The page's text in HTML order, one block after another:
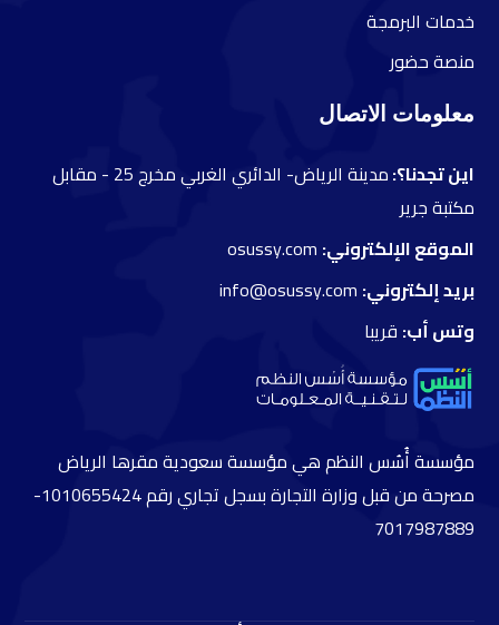
خدمات البرمجة
منصة حضور
معلومات الاتصال
اين تجدنا؟:مدينة الرياض- الدائري الغربي مخرج 25 -
مقابل
مكتبة جرير
الموقع الإلكتروني:
بريد إلكتروني: info@osussy.com
وتس أب: قريبا
مؤسسة أُسُس النظم هي مؤسسة سعودية مقرها الرياض
مصرحة من قبل وزارة التجارة بسجل تجاري رقم 1010655424-
7017987889